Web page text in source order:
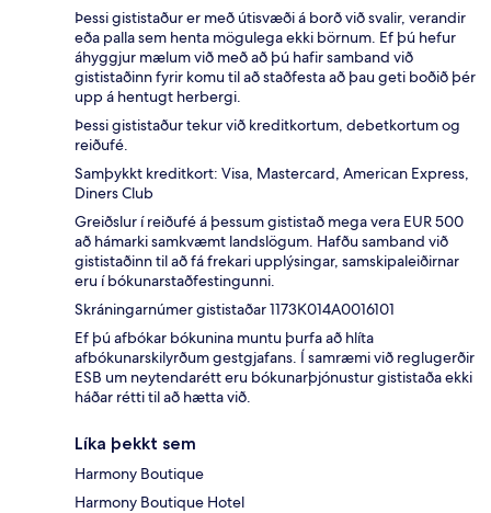
Þessi gististaður er með útisvæði á borð við svalir, verandir
eða palla sem henta mögulega ekki börnum. Ef þú hefur
áhyggjur mælum við með að þú hafir samband við
gististaðinn fyrir komu til að staðfesta að þau geti boðið þér
upp á hentugt herbergi.
Þessi gististaður tekur við kreditkortum, debetkortum og
reiðufé.
Samþykkt kreditkort: Visa, Mastercard, American Express,
Diners Club
Greiðslur í reiðufé á þessum gististað mega vera EUR 500
að hámarki samkvæmt landslögum. Hafðu samband við
gististaðinn til að fá frekari upplýsingar, samskipaleiðirnar
eru í bókunarstaðfestingunni.
Skráningarnúmer gististaðar 1173Κ014A0016101
Ef þú afbókar bókunina muntu þurfa að hlíta
afbókunarskilyrðum gestgjafans. Í samræmi við reglugerðir
ESB um neytendarétt eru bókunarþjónustur gististaða ekki
háðar rétti til að hætta við.
Líka þekkt sem
Harmony Boutique
Harmony Boutique Hotel